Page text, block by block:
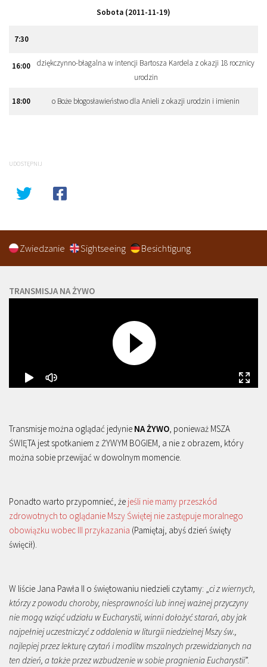
Sobota (2011-11-19)
7:30
16:00
dziękczynno-błagalna w intencji Bartosza Kardela z okazji 18 rocznicy
urodzin
18:00 o Boże błogosławieństwo dla Anieli z okazji urodzin i imienin
UDOSTĘPNIJ
Zwiedzanie Sightseeing Besichtigung
TRANSMISJA NA ŻYWO
Transmisje można oglądać jedynie NA ŻYWO , ponieważ MSZA
ŚWIĘTA jest spotkaniem z ŻYWYM BOGIEM, a nie z obrazem, który
można sobie przewijać w dowolnym momencie.
Ponadto warto przypomnieć, że jeśli nie mamy przeszkód
zdrowotnych to oglądanie Mszy Świętej nie zastępuje moralnego
obowiązku wobec III przykazania (Pamiętaj, abyś dzień święty
święcił).
W liście Jana Pawła II o świętowaniu niedzieli czytamy: „ ci z wiernych,
którzy z powodu choroby, niesprawności lub innej ważnej przyczyny
nie mogą wziąć udziału w Eucharystii, winni dołożyć starań, aby jak
najpełniej uczestniczyć z oddalenia w liturgii niedzielnej Mszy św.,
najlepiej przez lekturę czytań i modlitw mszalnych przewidzianych na
ten dzień, a także przez wzbudzenie w sobie pragnienia Eucharystii”.